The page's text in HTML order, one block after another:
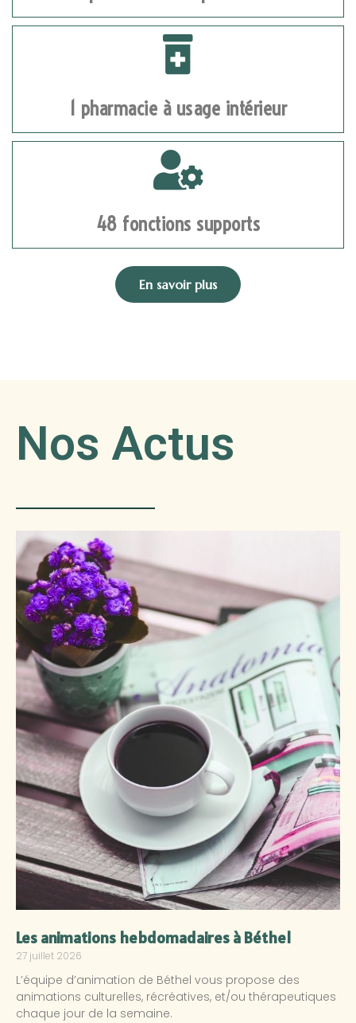
1 pharmacie à usage intérieur
48 fonctions supports
En savoir plus
Nos Actus
Les animations hebdomadaires à Béthel
27 juillet 2026
L’équipe d’animation de Béthel vous propose des
animations culturelles, récréatives, et/ou thérapeutiques
chaque jour de la semaine.